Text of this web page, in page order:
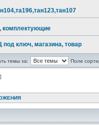
комплектующие
ключ, магазина, товар
темы за: Поле